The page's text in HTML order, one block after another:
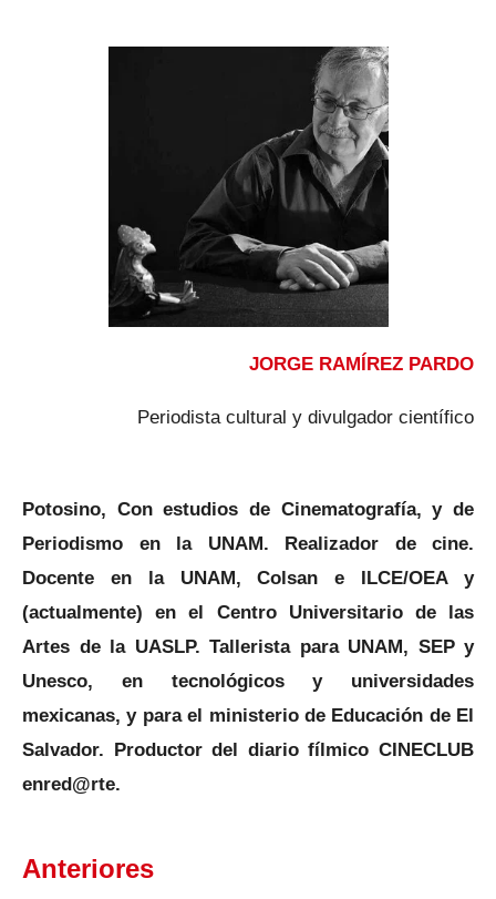
JORGE RAMÍREZ PARDO
Periodista cultural y divulgador científico
Potosino, Con estudios de Cinematografía, y de
Periodismo en la UNAM. Realizador de cine.
Docente en la UNAM, Colsan e ILCE/OEA y
(actualmente) en el Centro Universitario de las
Artes de la UASLP. Tallerista para UNAM, SEP y
Unesco, en tecnológicos y universidades
mexicanas, y para el ministerio de Educación de El
Salvador. Productor del diario fílmico CINECLUB
enred@rte.
Anteriores